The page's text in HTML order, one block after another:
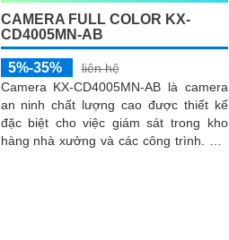
CAMERA FULL COLOR KX-
CD4005MN-AB
5%-35%
liên hệ
Camera KX-CD4005MN-AB là camera
an ninh chất lượng cao được thiết kế
đặc biệt cho việc giám sát trong kho
hàng nhà xưởng và các công trình. Với